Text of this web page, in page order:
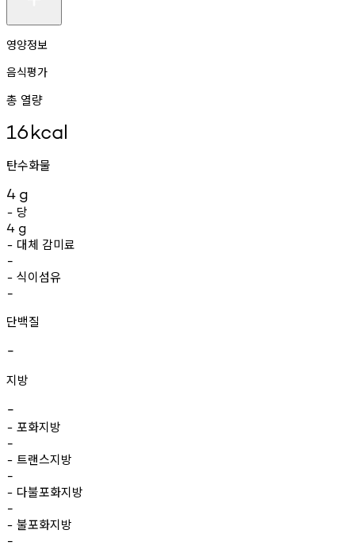
영양정보
음식평가
총 열량
16kcal
탄수화물
4 g
- 당
4 g
- 대체 감미료
-
- 식이섬유
-
단백질
-
지방
-
- 포화지방
-
- 트랜스지방
-
- 다불포화지방
-
- 불포화지방
-